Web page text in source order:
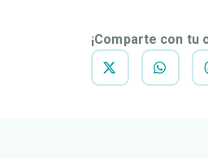
¡Comparte con tu